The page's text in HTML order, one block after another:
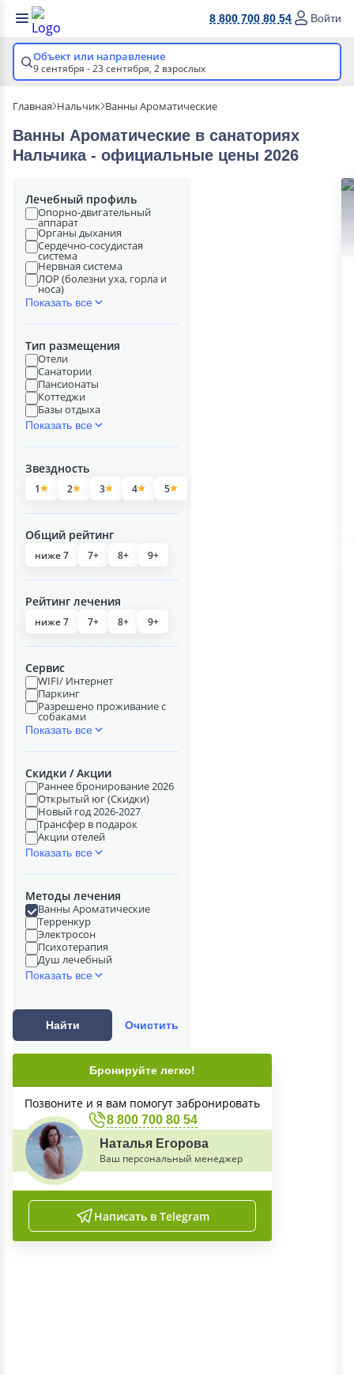
8 800 700 80 54 Войти
Объект или направление
9 сентября - 23 сентября, 2 взрослых
Главная Нальчик Ванны Ароматические
Ванны Ароматические в cанаториях
Нальчика - официальные цены 2026
Лечебный профиль
Опорно-двигательный
аппарат
Органы дыхания
Сердечно-сосудистая
система
Нервная система
ЛОР (болезни уха, горла и
носа)
Показать все
Тип размещения
Отели
Санатории
Пансионаты
Коттеджи
Базы отдыха
Показать все
Звездность
1 2 3 4 5
Общий рейтинг
ниже 7 7+ 8+ 9+
Рейтинг лечения
ниже 7 7+ 8+ 9+
Сервис
WIFI/ Интернет
Паркинг
Разрешено проживание с
собаками
Показать все
Скидки / Акции
Раннее бронирование 2026
Открытый юг (Скидки)
Новый год 2026-2027
Трансфер в подарок
Акции отелей
Показать все
Методы лечения
Ванны Ароматические
Терренкур
Электросон
Психотерапия
Душ лечебный
Показать все
Найти Очистить
Бронируйте легко!
Позвоните и я вам помогут забронировать
8 800 700 80 54
Наталья Егорова
Ваш персональный менеджер
Написать в Telegram